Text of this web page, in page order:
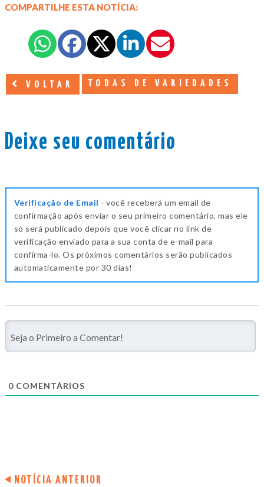
COMPARTILHE ESTA NOTÍCIA:
VOLTAR TODAS DE VARIEDADES
Deixe seu comentário
Verificação de Email - você receberá um email de
confirmação após enviar o seu primeiro comentário, mas ele
só será publicado depois que você clicar no link de
verificação enviado para a sua conta de e-mail para
confirma-lo. Os próximos comentários serão publicados
automaticamente por 30 dias!
0 COMENTÁRIOS
NOTÍCIA ANTERIOR